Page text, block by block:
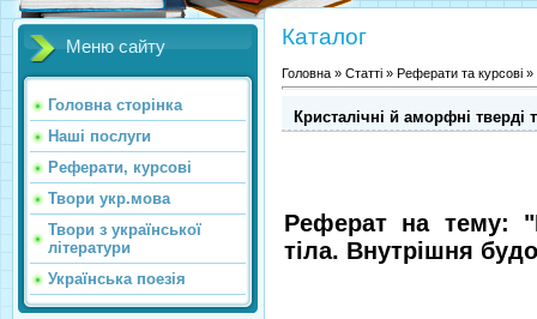
Меню сайту
Головна сторінка
Наші послуги
Реферати, курсові
Твори укр.мова
Твори з української
літератури
Українська поезія
Каталог
Головна » Статті » Реферати та курсові »
Кристалічні й аморфні тверді
Реферат на тему:
тіла. Внутрішня